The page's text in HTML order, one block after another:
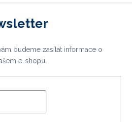
budeme zasílat informace o
e-shopu.